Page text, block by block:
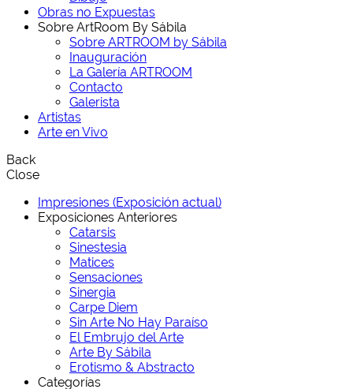
Obras no Expuestas
Sobre ArtRoom By Sábila
Sobre ARTROOM by Sábila
Inauguración
La Galería ARTROOM
Contacto
Galerista
Artistas
Arte en Vivo
Back
Close
Impresiones (Exposición actual)
Exposiciones Anteriores
Catarsis
Sinestesia
Matices
Sensaciones
Sinergia
Carpe Diem
Sin Arte No Hay Paraíso
El Embrujo del Arte
Arte By Sábila
Erotismo & Abstracto
Categorías